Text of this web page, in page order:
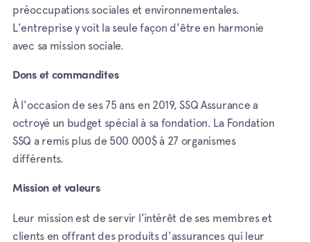
préoccupations sociales et environnementales.
L'entreprise y voit la seule façon d'être en harmonie
avec sa mission sociale.
Dons et commandites
À l'occasion de ses 75 ans en 2019, SSQ Assurance a
octroyé un budget spécial à sa fondation. La Fondation
SSQ a remis plus de 500 000$ à 27 organismes
différents.
Mission et valeurs
Leur mission est de servir l'intérêt de ses membres et
clients en offrant des produits d'assurances qui leur